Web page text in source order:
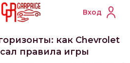
Вход
как Chevrolet
правила игры